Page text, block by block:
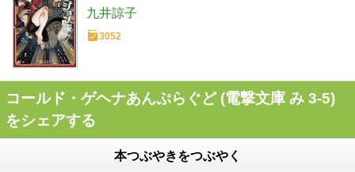
九井諒子
3052
コールド・ゲヘナあんぷらぐど (電撃文庫 み 3-5)
をシェアする
本つぶやきをつぶやく